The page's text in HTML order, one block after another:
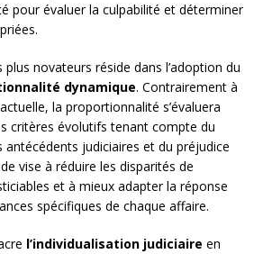
pour évaluer la culpabilité et déterminer
plus novateurs réside dans l’adoption du
dynamique. Contrairement à
la proportionnalité s’évaluera
critères évolutifs tenant compte du
judiciaires et du préjudice
vise à réduire les disparités de
et à mieux adapter la réponse
spécifiques de chaque affaire.
l’individualisation judiciaire en